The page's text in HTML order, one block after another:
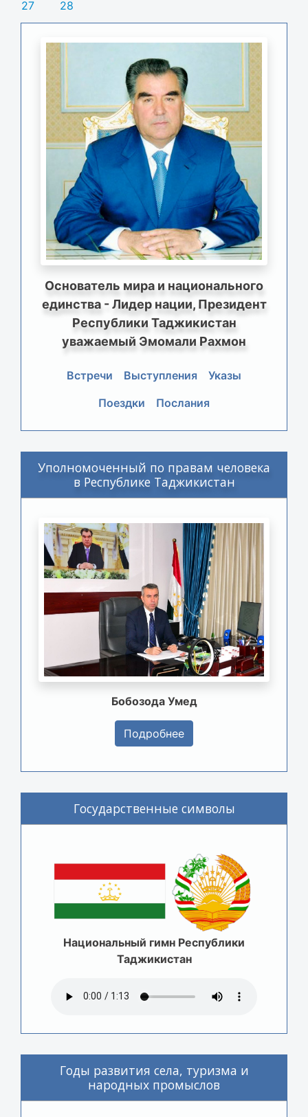
27 28
Основатель мира и национального
единства - Лидер нации, Президент
Республики Таджикистан
уважаемый Эмомали Рахмон
Встречи Выступления
Указы
Поездки
Послания
Уполномоченный по правам человека
в Республике Таджикистан
Бобозода Умед
Подробнее
Государственные символы
Национальный гимн Республики
Таджикистан
Годы развития села, туризма и
народных промыслов